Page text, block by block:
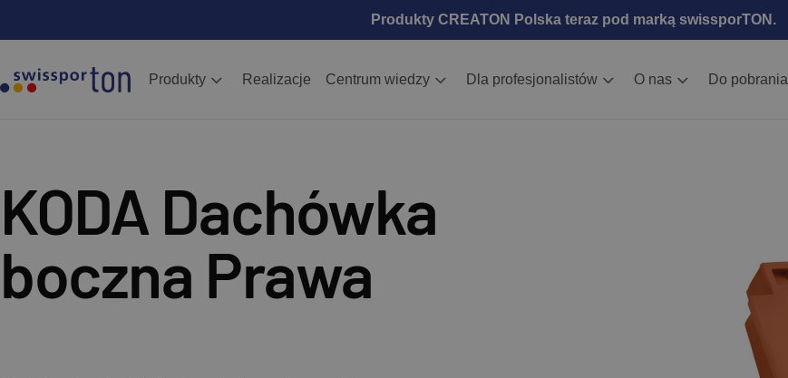
Produkty CREATON Polska teraz pod marką swissporTON.
Produkty Realizacje Centrum wiedzy Dla profesjonalistów O nas Do pobrania
KODA Dachówka
boczna Prawa